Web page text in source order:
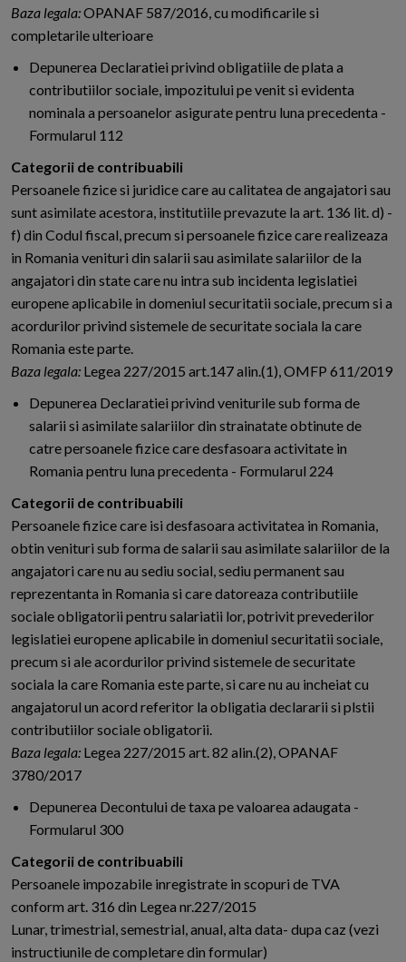
Baza legala:OPANAF 587/2016, cu modificarile si
completarile ulterioare
Depunerea Declaratiei privind obligatiile de plata a
contributiilor sociale, impozitului pe venit si evidenta
nominala a persoanelor asigurate pentru luna precedenta -
Formularul 112
Categorii de contribuabili
Persoanele fizice si juridice care au calitatea de angajatori sau
sunt asimilate acestora, institutiile prevazute la art. 136 lit. d) -
f) din Codul fiscal, precum si persoanele fizice care realizeaza
in Romania venituri din salarii sau asimilate salariilor de la
angajatori din state care nu intra sub incidenta legislatiei
europene aplicabile in domeniul securitatii sociale, precum si a
acordurilor privind sistemele de securitate sociala la care
Romania este parte.
Baza legala: Legea 227/2015 art.147 alin.(1), OMFP 611/2019
Depunerea Declaratiei privind veniturile sub forma de
salarii si asimilate salariilor din strainatate obtinute de
catre persoanele fizice care desfasoara activitate in
Romania pentru luna precedenta - Formularul 224
Categorii de contribuabili
Persoanele fizice care isi desfasoara activitatea in Romania,
obtin venituri sub forma de salarii sau asimilate salariilor de la
angajatori care nu au sediu social, sediu permanent sau
reprezentanta in Romania si care datoreaza contributiile
sociale obligatorii pentru salariatii lor, potrivit prevederilor
legislatiei europene aplicabile in domeniul securitatii sociale,
precum si ale acordurilor privind sistemele de securitate
sociala la care Romania este parte, si care nu au incheiat cu
angajatorul un acord referitor la obligatia declararii si plstii
contributiilor sociale obligatorii.
Baza legala: Legea 227/2015 art. 82 alin.(2), OPANAF
3780/2017
Depunerea Decontului de taxa pe valoarea adaugata -
Formularul 300
Categorii de contribuabili
Persoanele impozabile inregistrate in scopuri de TVA
conform art. 316 din Legea nr.227/2015
Lunar, trimestrial, semestrial, anual, alta data- dupa caz (vezi
instructiunile de completare din formular)